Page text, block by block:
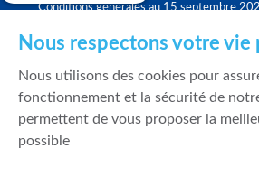
Conditions générales au 15 septembre
Politique de meilleure sélection
Politique de durabilité
Fonds de garantie des dépôts et de
Nous respectons votre vie
Nous utilisons des cookies pour
fonctionnement et la sécurité de
permettent de vous proposer la
possible